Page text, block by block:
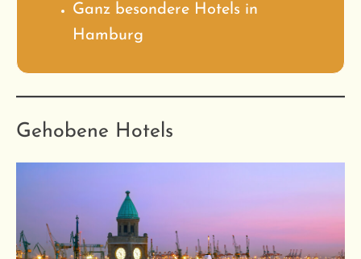
Ganz besondere Hotels in
Hamburg
Gehobene Hotels